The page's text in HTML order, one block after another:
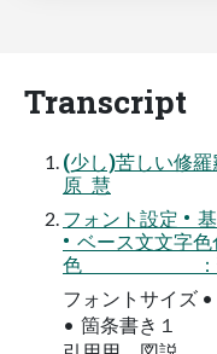
Transcript
(少し)苦しい修
原 慧
フォント設定 •
• ベース⽂文字
色 ：薄い
フォントサイ
• 箇条書き１